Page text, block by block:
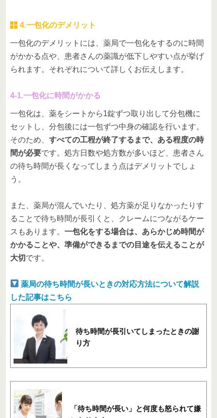
4.一包化のデメリット
一包化のデメリットには、薬局で一包化をするのに時間
がかかる点や、患者さんの薬識が低下しやすい点が挙げ
られます。それぞれについて詳しくお伝えします。
4-1.一包化に時間がかかる
一包化は、薬をシートから1錠ずつ取り出して分包機に
セットし、分包後には一包ずつ中身の確認を行います。
そのため、 すべての工程が終了するまで、ある程度の時
間が必要です。処方日数や処方数が多いほど、患者さん
の待ち時間が長くなってしまう点はデメリットでしょ
う。
また、薬局が混んでいたり、処方薬が足りなかったりす
ることで待ち時間が長引くと、クレームにつながるケー
スもあります。 一包化をする場合は、あらかじめ時間が
かかることや、準備ができるまでの目途を伝えることが
大切 です。
薬局の待ち時間が長いときの対応方法について解説
した記事はこちら
待ち時間が長引いてしまったときの謝
り方
「待ち時間が長い」と何度も怒られて嫌